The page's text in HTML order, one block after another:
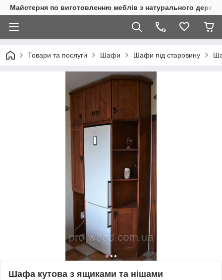
Майстерня по виготовленню меблів з натурального
Товари та послуги Шафи Шафи під старовину
Шафа кутова з ящиками та нішами